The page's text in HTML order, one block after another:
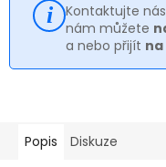
Kontaktujte
nám můžete
a nebo přijít
Popis Diskuze